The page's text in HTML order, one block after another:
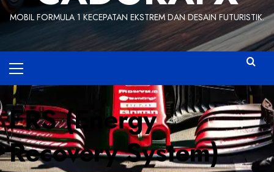
MOBIL FORMULA 1 KECEPATAN EKSTREM DAN DESAIN FUTURISTIK.
Menu
ERS (Energy
Recovery System)